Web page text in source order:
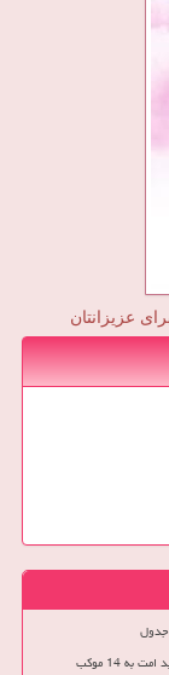
عزیزانتان
14 موکب